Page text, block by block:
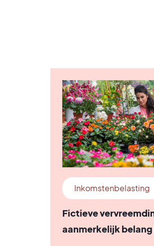
Inkomstenbelasting
Fictieve
aanmerkelijk